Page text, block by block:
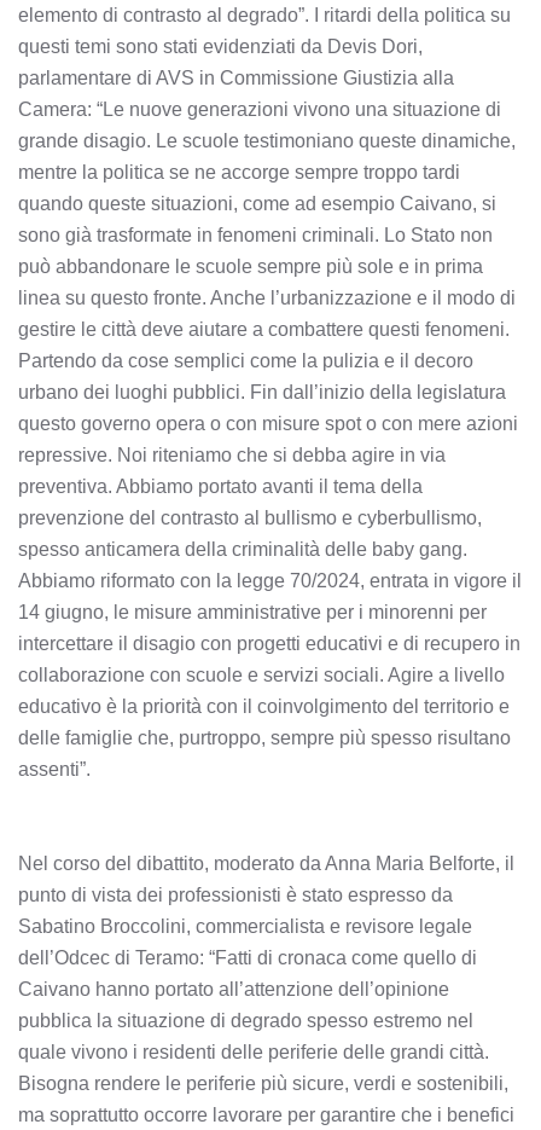
elemento di contrasto al degrado”. I ritardi della politica su
questi temi sono stati evidenziati da Devis Dori,
parlamentare di AVS in Commissione Giustizia alla
Camera: “Le nuove generazioni vivono una situazione di
grande disagio. Le scuole testimoniano queste dinamiche,
mentre la politica se ne accorge sempre troppo tardi
quando queste situazioni, come ad esempio Caivano, si
sono già trasformate in fenomeni criminali. Lo Stato non
può abbandonare le scuole sempre più sole e in prima
linea su questo fronte. Anche l’urbanizzazione e il modo di
gestire le città deve aiutare a combattere questi fenomeni.
Partendo da cose semplici come la pulizia e il decoro
urbano dei luoghi pubblici. Fin dall’inizio della legislatura
questo governo opera o con misure spot o con mere azioni
repressive. Noi riteniamo che si debba agire in via
preventiva. Abbiamo portato avanti il tema della
prevenzione del contrasto al bullismo e cyberbullismo,
spesso anticamera della criminalità delle baby gang.
Abbiamo riformato con la legge 70/2024, entrata in vigore il
14 giugno, le misure amministrative per i minorenni per
intercettare il disagio con progetti educativi e di recupero in
collaborazione con scuole e servizi sociali. Agire a livello
educativo è la priorità con il coinvolgimento del territorio e
delle famiglie che, purtroppo, sempre più spesso risultano
assenti”.
Nel corso del dibattito, moderato da Anna Maria Belforte, il
punto di vista dei professionisti è stato espresso da
Sabatino Broccolini, commercialista e revisore legale
dell’Odcec di Teramo: “Fatti di cronaca come quello di
Caivano hanno portato all’attenzione dell’opinione
pubblica la situazione di degrado spesso estremo nel
quale vivono i residenti delle periferie delle grandi città.
Bisogna rendere le periferie più sicure, verdi e sostenibili,
ma soprattutto occorre lavorare per garantire che i benefici